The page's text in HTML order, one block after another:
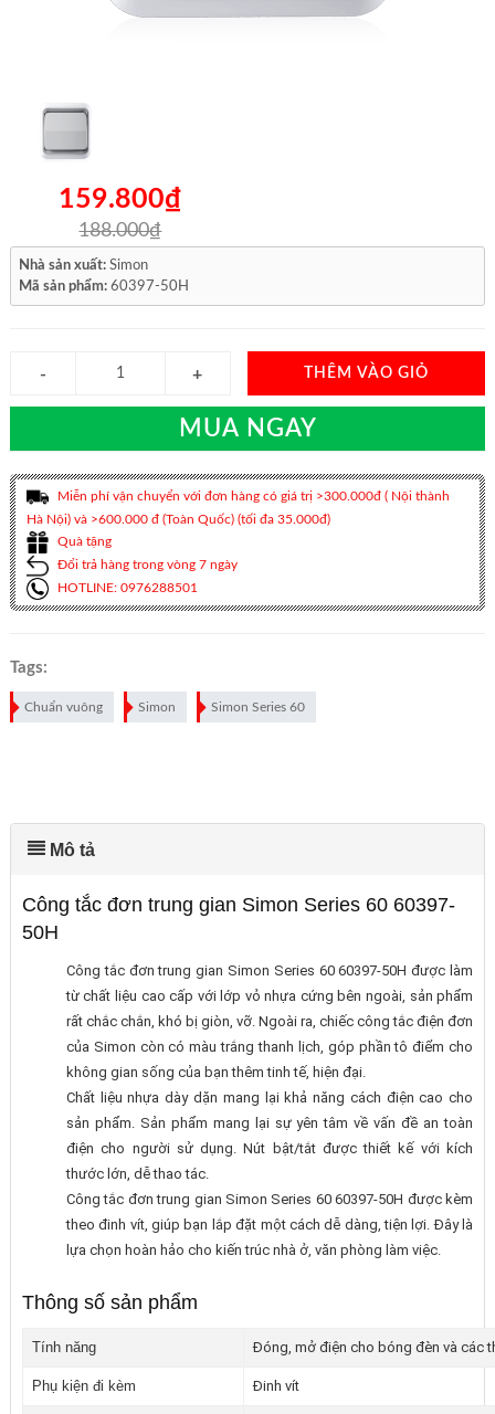
159.800₫
188.000₫
Nhà sản xuất: Simon
Mã sản phẩm: 60397-50H
THÊM VÀO GIỎ
MUA NGAY
Miễn phí vận chuyển với đơn hàng có giá trị >300.000đ ( Nội thành
Hà Nội) và >600.000 đ (Toàn Quốc) (tối đa 35.000đ)
Quà tặng
Đổi trả hàng trong vòng 7 ngày
HOTLINE: 0976288501
Tags:
Chuẩn vuông Simon Simon Series 60
Mô tả
Công tắc đơn trung gian Simon Series 60 60397-
50H
Công tắc đơn trung gian Simon Series 60 60397-50H được làm
từ chất liệu cao cấp với lớp vỏ nhựa cứng bên ngoài, sản phẩm
rất chắc chắn, khó bị giòn, vỡ. Ngoài ra, chiếc công tắc điện đơn
của Simon còn có màu trắng thanh lịch, góp phần tô điểm cho
không gian sống của bạn thêm tinh tế, hiện đại.
Chất liệu nhựa dày dặn mang lại khả năng cách điện cao cho
sản phẩm. Sản phẩm mang lại sự yên tâm về vấn đề an toàn
điện cho người sử dụng. Nút bật/tắt được thiết kế với kích
thước lớn, dễ thao tác.
Công tắc đơn trung gian Simon Series 60 60397-50H được kèm
theo đinh vít, giúp bạn lắp đặt một cách dễ dàng, tiện lợi. Đây là
lựa chọn hoàn hảo cho kiến trúc nhà ở, văn phòng làm việc.
Thông số sản phẩm
Tính năng Đóng, mở điện cho bóng đèn và các
Phụ kiện đi kèm Đinh vít